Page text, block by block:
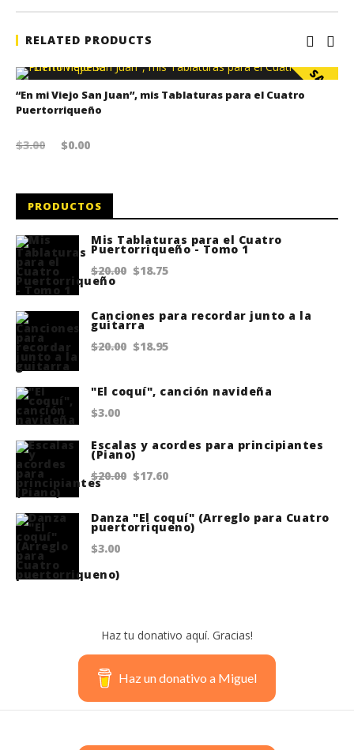
RELATED PRODUCTS
SALE!
“En mi Viejo San Juan”, mis Tablaturas para el Cuatro
Puertorriqueño
$3.00
Original price was: $3.00.
$0.00
Current price is: $0.00.
PRODUCTOS
Mis Tablaturas para el Cuatro
Puertorriqueño - Tomo 1
$20.00 Original
was:
$20.00.
$18.75
is:
Canciones para recordar junto a la
guitarra
$20.00 Original
was:
$18.95
is:
"El coquí", canción navideña
$3.00
Escalas y acordes para principiantes
(Piano)
$20.00 Original
was:
$17.60
is:
Danza "El coquí" (Arreglo para Cuatro
puertorriqueno)
$3.00
Haz tu donativo aquí. Gracias!
Haz un donativo a Miguel